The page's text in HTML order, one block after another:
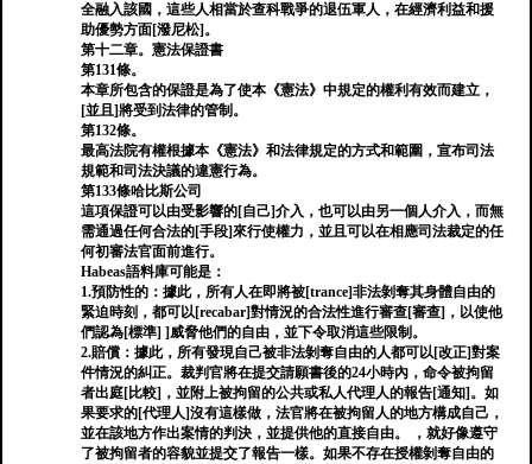
全融入該國，這些人相當於查科戰爭的退伍軍人，在經濟利益和援
助優勢方面[潑尼松]。
第十二章。憲法保證書
第131條。
本章所包含的保證是為了使本《憲法》中規定的權利有效而建立，
[並且]將受到法律的管制。
第132條。
最高法院有權根據本《憲法》和法律規定的方式和範圍，宣布司法
規範和司法決議的違憲行為。
第133條哈比斯公司
這項保證可以由受影響的[自己]介入，也可以由另一個人介入，而無
需通過任何合法的[手段]來行使權力，並且可以在相應司法裁定的任
何初審法官面前進行。
Habeas語料庫可能是：
1.預防性的：據此，所有人在即將被[trance]非法剝奪其身體自由的
緊迫時刻，都可以[recabar]對情況的合法性進行審查[審查]，以使他
們認為[標準] ]威脅他們的自由，並下令取消這些限制。
2.賠償：據此，所有發現自己被非法剝奪自由的人都可以[改正]對案
件情況的糾正。裁判官將在提交請願書後的24小時內，命令被拘留
者出庭[比較]，並附上被拘留的公共或私人代理人的報告[通知]。如
果要求的[代理人]沒有這樣做，法官將在被拘留人的地方構成自己，
並在該地方作出案情的判決，並提供他的直接自由。 ，就好像遵守
了被拘留者的容貌並提交了報告一樣。如果不存在授權剝奪自由的